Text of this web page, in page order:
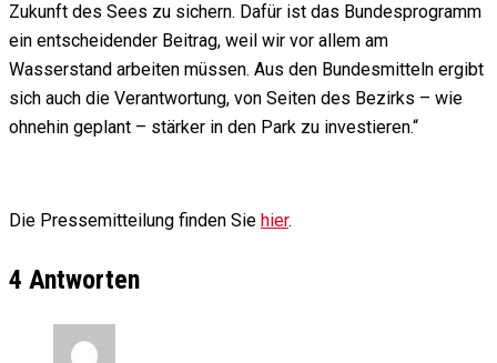
Zukunft des Sees zu sichern. Dafür ist das Bundesprogramm
ein entscheidender Beitrag, weil wir vor allem am
Wasserstand arbeiten müssen. Aus den Bundesmitteln ergibt
sich auch die Verantwortung, von Seiten des Bezirks – wie
ohnehin geplant – stärker in den Park zu investieren.“
Die Pressemitteilung finden Sie hier.
4 Antworten